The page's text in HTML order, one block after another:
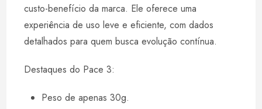
custo-benefício da marca. Ele oferece uma
experiência de uso leve e eficiente, com dados
detalhados para quem busca evolução contínua.
Destaques do Pace 3:
Peso de apenas 30g.